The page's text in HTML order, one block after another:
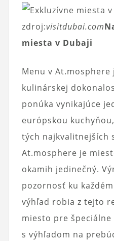
zdroj:visitdubai.com
miesta v Dubaji
Menu v
kulinárskej
ponúka vynikajúce
európskou
tých najkvalitnejších
At.mosphere je
okamih jedinečný.
pozornosť ku
výhľad robia z tejto
miesto pre
s výhľadom na